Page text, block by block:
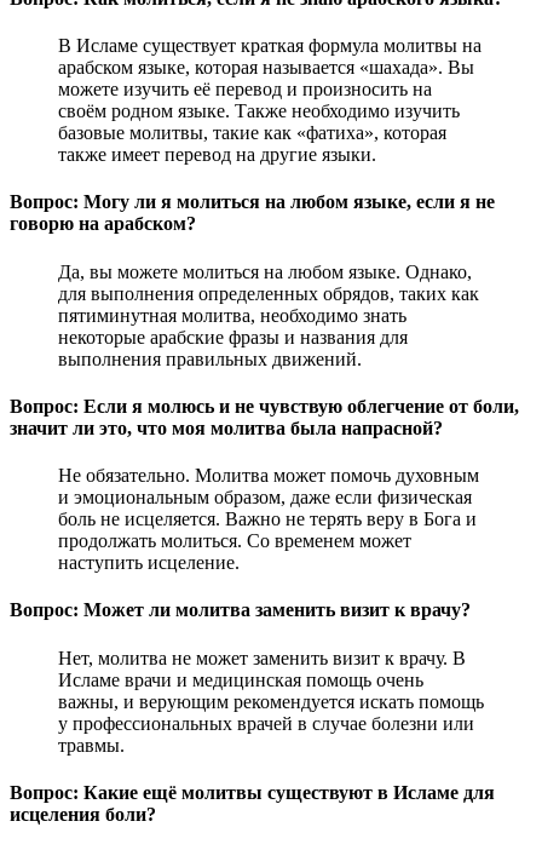
В Исламе существует краткая формула молитвы на
арабском языке, которая называется «шахада». Вы
можете изучить её перевод и произносить на
своём родном языке. Также необходимо изучить
базовые молитвы, такие как «фатиха», которая
также имеет перевод на другие языки.
Вопрос: Могу ли я молиться на любом языке, если я не
говорю на арабском?
Да, вы можете молиться на любом языке. Однако,
для выполнения определенных обрядов, таких как
пятиминутная молитва, необходимо знать
некоторые арабские фразы и названия для
выполнения правильных движений.
Вопрос: Если я молюсь и не чувствую облегчение от боли,
значит ли это, что моя молитва была напрасной?
Не обязательно. Молитва может помочь духовным
и эмоциональным образом, даже если физическая
боль не исцеляется. Важно не терять веру в Бога и
продолжать молиться. Со временем может
наступить исцеление.
Вопрос: Может ли молитва заменить визит к врачу?
Нет, молитва не может заменить визит к врачу. В
Исламе врачи и медицинская помощь очень
важны, и верующим рекомендуется искать помощь
у профессиональных врачей в случае болезни или
травмы.
Вопрос: Какие ещё молитвы существуют в Исламе для
исцеления боли?